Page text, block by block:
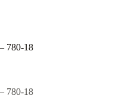
780-18
780-18